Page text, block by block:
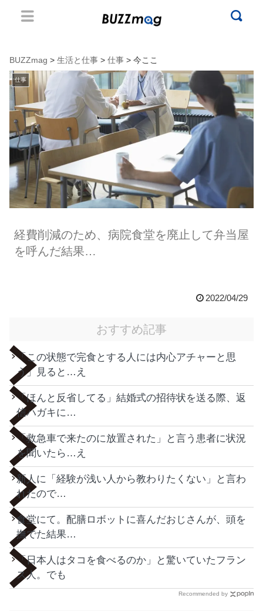
BUZZmag > 生活と仕事 > 仕事 > 今ここ
仕事
経費削減のため、病院食堂を廃止して弁当屋
を呼んだ結果…
2022/04/29
おすすめ記事
「この状態で完食とする人には内心アチャーと思
う」見ると…え
「ほんと反省してる」結婚式の招待状を送る際、返
信ハガキに…
「救急車で来たのに放置された」と言う患者に状況
を聞いたら…え
新人に「経験が浅い人から教わりたくない」と言わ
れたので…
食堂にて。配膳ロボットに喜んだおじさんが、頭を
撫でた結果…
「日本人はタコを食べるのか」と驚いていたフラン
ス人。でも
Recommended by